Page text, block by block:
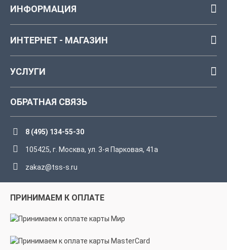
ИНФОРМАЦИЯ
ИНТЕРНЕТ - МАГАЗИН
УСЛУГИ
ОБРАТНАЯ СВЯЗЬ
8 (495) 134-55-30
105425, г. Москва, ул. 3-я Парковая, 41а
zakaz@tss-s.ru
ПРИНИМАЕМ К ОПЛАТЕ